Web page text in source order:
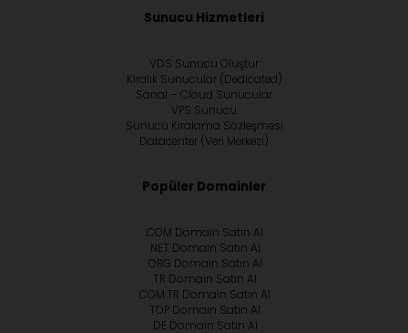
Sunucu Hizmetleri
VDS Sunucu Oluştur
Kiralık Sunucular (Dedicated)
Sanal – Cloud Sunucular
VPS Sunucu
Sunucu Kiralama Sözleşmesi
Datacenter (Veri Merkezi)
Popüler Domainler
.COM Domain Satın Al
.NET Domain Satın Al
.ORG Domain Satın Al
.TR Domain Satın Al
.COM.TR Domain Satın Al
.TOP Domain Satın Al
.DE Domain Satın Al